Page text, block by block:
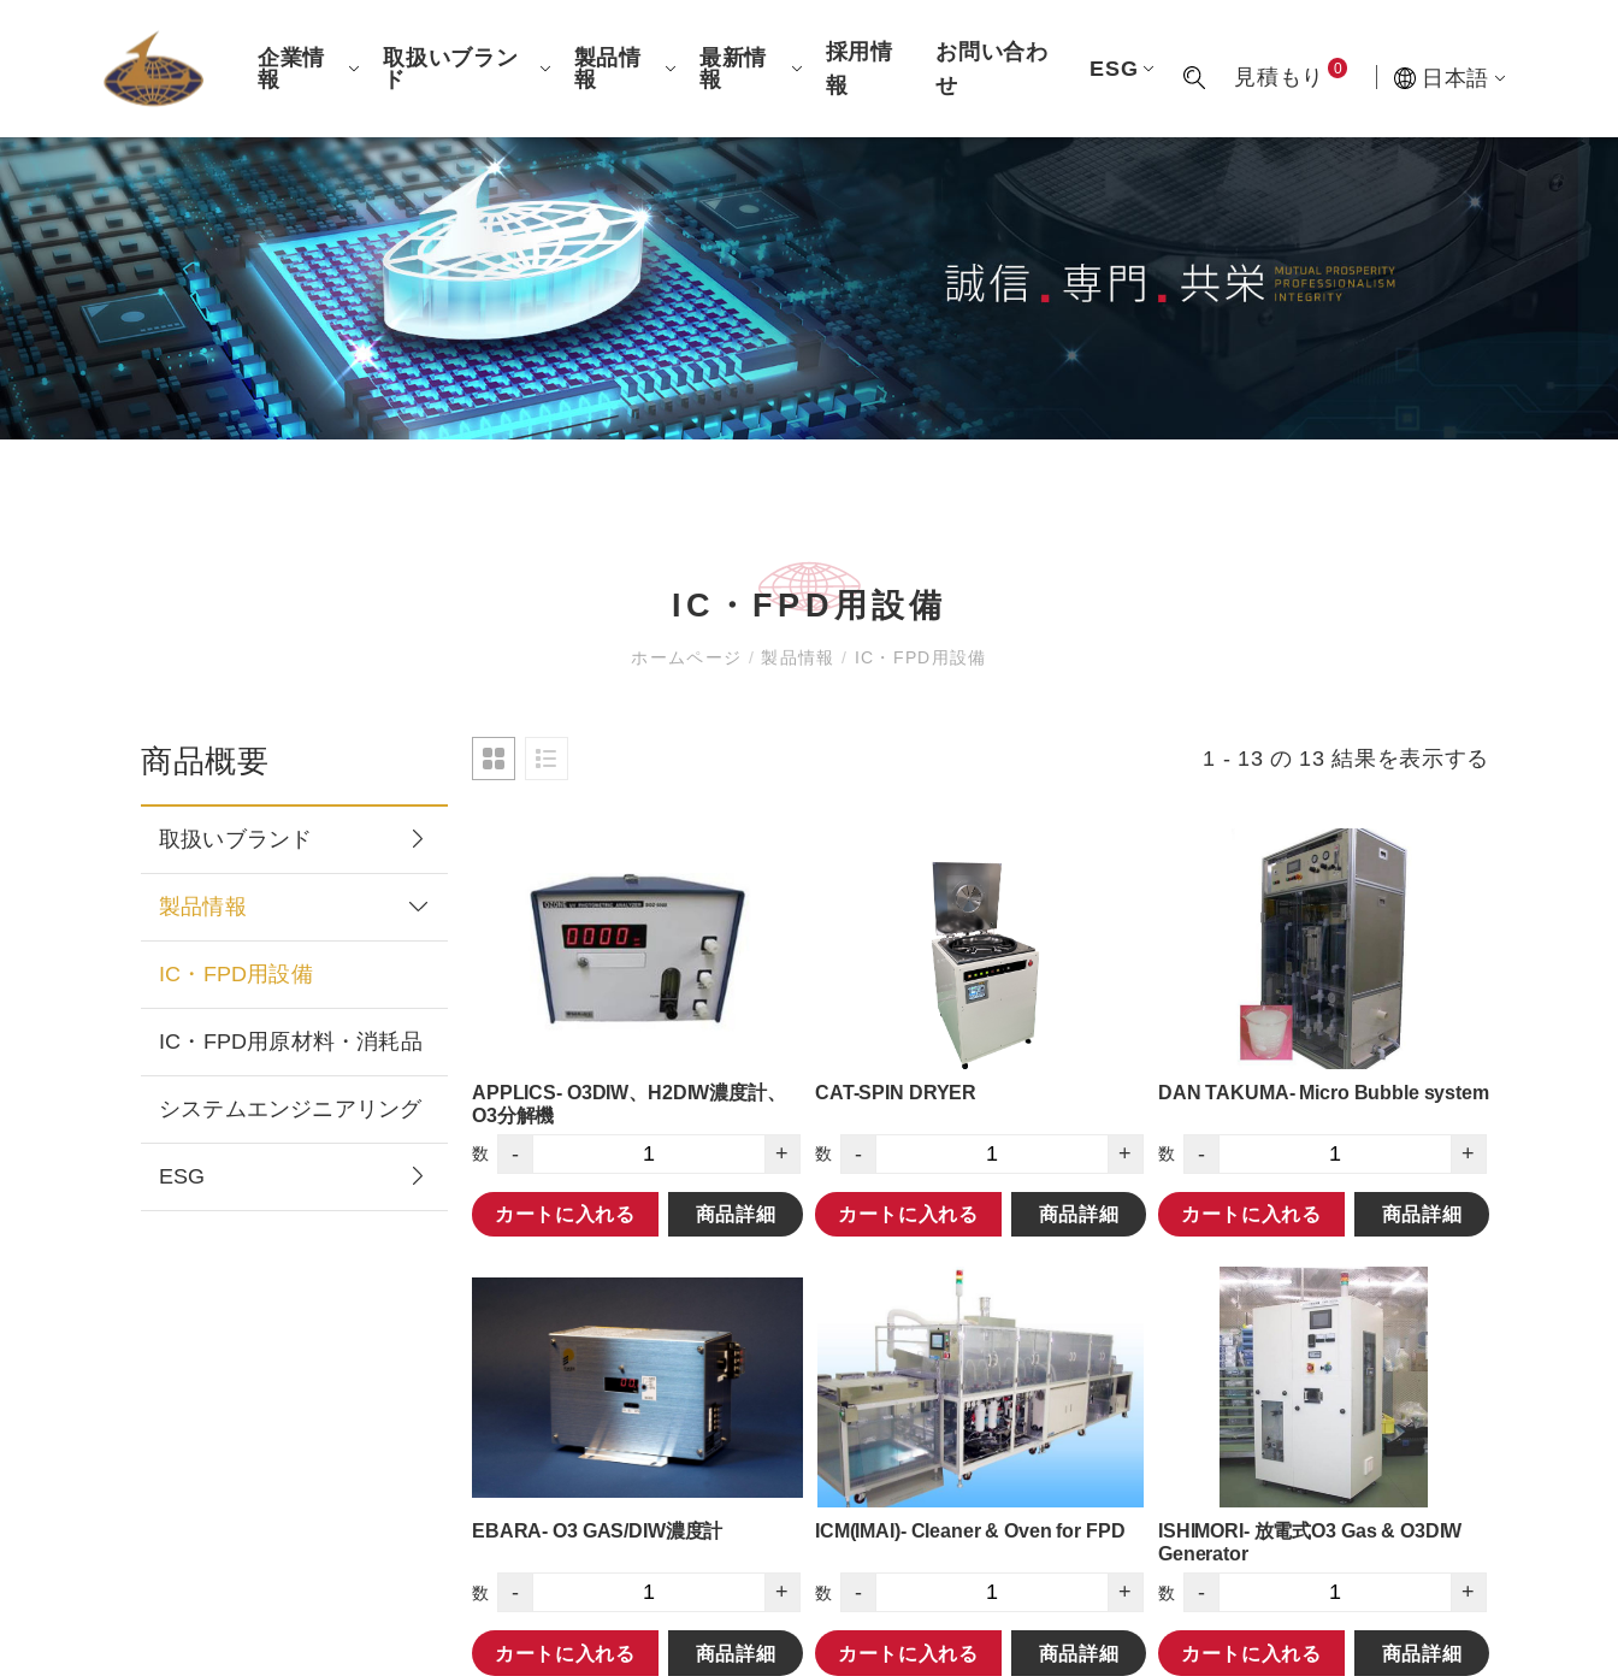
企業情
報
取扱いブラン
ド
製品情
報
最新情
報
採用情
報
お問い合わ
せ
ESG 見積もり 0 日本語
IC・FPD用設備
ホームページ / 製品情報/ IC・FPD用設備
商品概要
取扱いブランド
製品情報
IC・FPD用設備
IC・FPD用原材料・消耗品
システムエンジニアリング
ESG
1 - 13 の 13 結果を表示する
APPLICS- O3DIW、H2DIW濃度計、
O3分解機
数 - +
カートに入れる 商品詳細
CAT-SPIN DRYER
数 - +
カートに入れる 商品詳細
DAN TAKUMA- Micro Bubble system
数 - +
カートに入れる 商品詳細
EBARA- O3 GAS/DIW濃度計
数 - +
カートに入れる 商品詳細
ICM(IMAI)- Cleaner & Oven for FPD
数 - +
カートに入れる 商品詳細
ISHIMORI- 放電式O3 Gas & O3DIW
Generator
数 - +
カートに入れる 商品詳細